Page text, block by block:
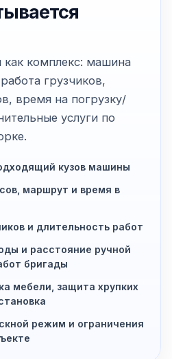
как комплекс: машина
грузчиков,
время на погрузку/
услуги по
кузов машины
маршрут и время в
и длительность работ
и расстояние ручной
бригады
мебели, защита хрупких
режим и ограничения